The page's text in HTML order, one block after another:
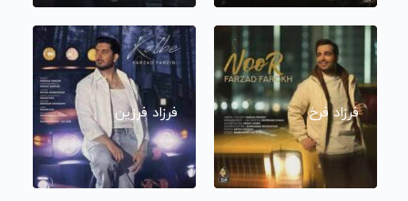
فرزاد فرخ فرزاد فرزین